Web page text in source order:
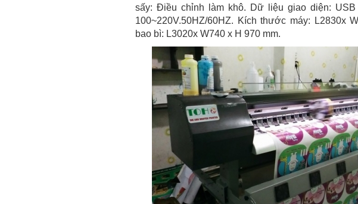
sấy: Điều chỉnh làm khô. Dữ liệu giao diện:
100~220V.50HZ/60HZ. Kích thước máy: L2830x
bao bì: L3020x W740 x H 970 mm.